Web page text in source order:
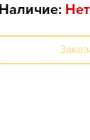
Наличие: